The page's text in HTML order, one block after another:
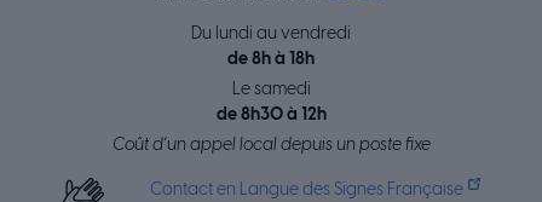
Du lundi au vendredi
de 8h à 18h
Le samedi
de 8h30 à 12h
Coût d’un appel local depuis un poste fixe
Contact en Langue des Signes Française